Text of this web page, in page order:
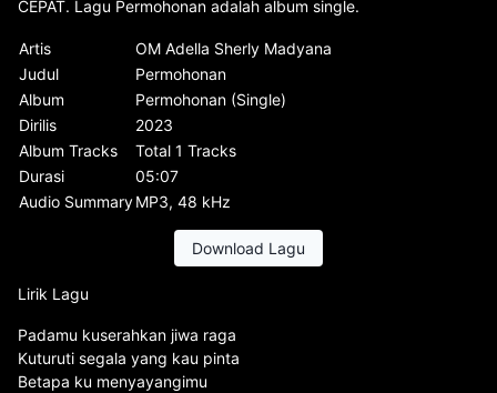
CEPAT. Lagu Permohonan adalah album single.
Artis
OM Adella Sherly Madyana
Judul
Permohonan
Album
Permohonan (Single)
Dirilis
2023
Album Tracks
Total 1 Tracks
Durasi
05:07
Audio SummaryMP3, 48 kHz
Download Lagu
Lirik Lagu
Padamu kuserahkan jiwa raga
Kuturuti segala yang kau pinta
Betapa ku menyayangimu